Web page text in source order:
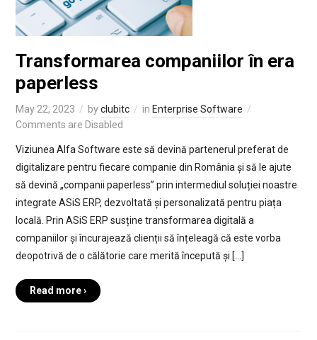
Transformarea companiilor în era
paperless
May 22, 2023 byclubitc in Enterprise Software
Comments are Disabled
Viziunea Alfa Software este să devină partenerul preferat de
digitalizare pentru fiecare companie din România și să le ajute
să devină „companii paperless” prin intermediul soluției noastre
integrate ASiS ERP, dezvoltată și personalizată pentru piața
locală. Prin ASiS ERP susține transformarea digitală a
companiilor și încurajează clienții să înțeleagă că este vorba
deopotrivă de o călătorie care merită începută și […]
Read more ›